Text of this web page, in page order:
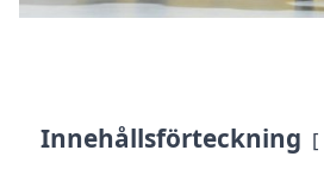
Innehållsförteckning